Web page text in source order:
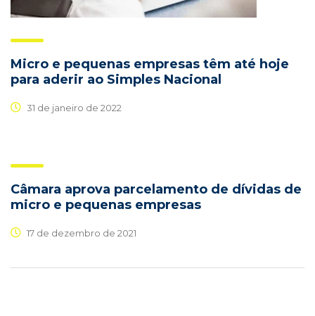
Micro e pequenas empresas têm até hoje
para aderir ao Simples Nacional
31 de janeiro de 2022
Câmara aprova parcelamento de dívidas de
micro e pequenas empresas
17 de dezembro de 2021